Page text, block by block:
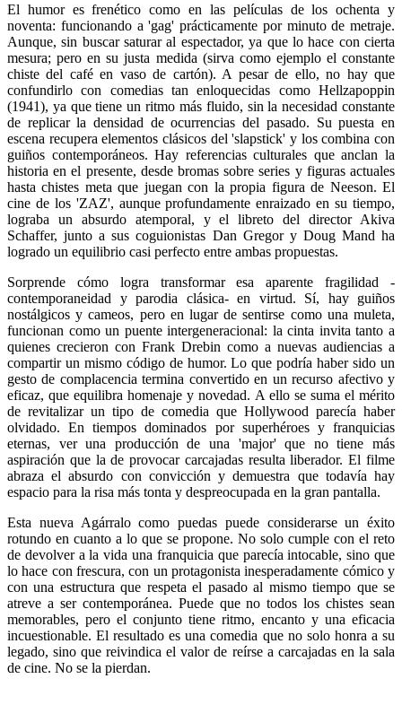
El humor es frenético como en las películas de los ochenta y
noventa: funcionando a 'gag' prácticamente por minuto de metraje.
Aunque, sin buscar saturar al espectador, ya que lo hace con cierta
mesura; pero en su justa medida (sirva como ejemplo el constante
chiste del café en vaso de cartón). A pesar de ello, no hay que
confundirlo con comedias tan enloquecidas como Hellzapoppin
(1941), ya que tiene un ritmo más fluido, sin la necesidad constante
de replicar la densidad de ocurrencias del pasado. Su puesta en
escena recupera elementos clásicos del 'slapstick' y los combina con
guiños contemporáneos. Hay referencias culturales que anclan la
historia en el presente, desde bromas sobre series y figuras actuales
hasta chistes meta que juegan con la propia figura de Neeson. El
cine de los 'ZAZ', aunque profundamente enraizado en su tiempo,
lograba un absurdo atemporal, y el libreto del director Akiva
Schaffer, junto a sus coguionistas Dan Gregor y Doug Mand ha
logrado un equilibrio casi perfecto entre ambas propuestas.
Sorprende cómo logra transformar esa aparente fragilidad -
contemporaneidad y parodia clásica- en virtud. Sí, hay guiños
nostálgicos y cameos, pero en lugar de sentirse como una muleta,
funcionan como un puente intergeneracional: la cinta invita tanto a
quienes crecieron con Frank Drebin como a nuevas audiencias a
compartir un mismo código de humor. Lo que podría haber sido un
gesto de complacencia termina convertido en un recurso afectivo y
eficaz, que equilibra homenaje y novedad. A ello se suma el mérito
de revitalizar un tipo de comedia que Hollywood parecía haber
olvidado. En tiempos dominados por superhéroes y franquicias
eternas, ver una producción de una 'major' que no tiene más
aspiración que la de provocar carcajadas resulta liberador. El filme
abraza el absurdo con convicción y demuestra que todavía hay
espacio para la risa más tonta y despreocupada en la gran pantalla.
Esta nueva Agárralo como puedas puede considerarse un éxito
rotundo en cuanto a lo que se propone. No solo cumple con el reto
de devolver a la vida una franquicia que parecía intocable, sino que
lo hace con frescura, con un protagonista inesperadamente cómico y
con una estructura que respeta el pasado al mismo tiempo que se
atreve a ser contemporánea. Puede que no todos los chistes sean
memorables, pero el conjunto tiene ritmo, encanto y una eficacia
incuestionable. El resultado es una comedia que no solo honra a su
legado, sino que reivindica el valor de reírse a carcajadas en la sala
de cine. No se la pierdan.